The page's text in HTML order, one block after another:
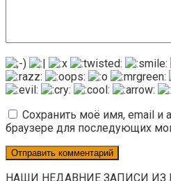
Сохранить моё имя, email и
браузере для последующих
НАШИ НЕДАВНИЕ ЗАПИСИ ИЗ